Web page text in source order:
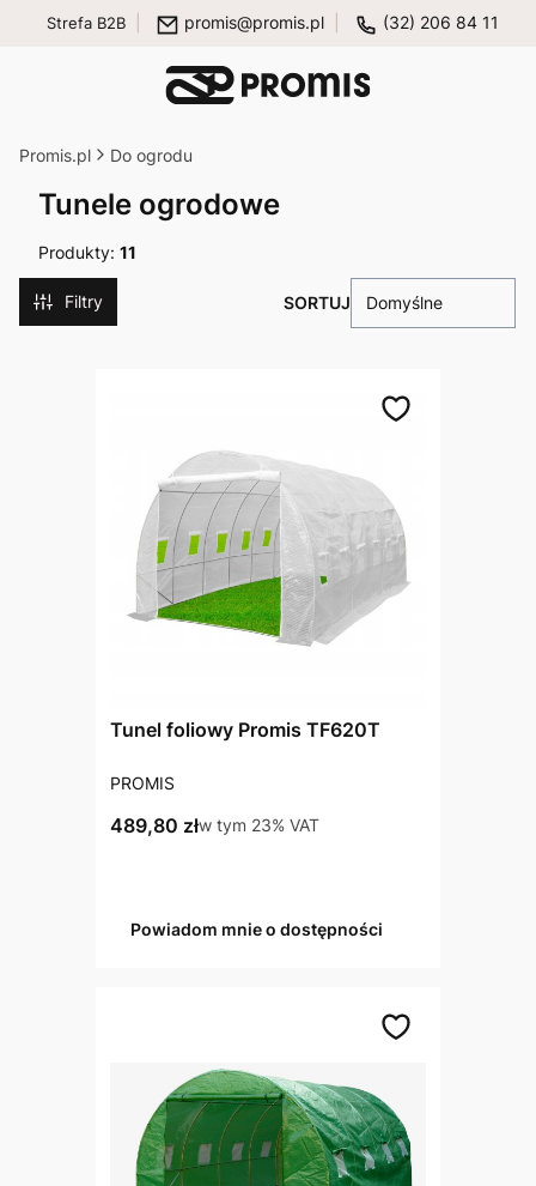
Strefa B2B promis@promis.pl (32) 206 84 11
Promis.pl Do ogrodu
Tunele ogrodowe
Produkty: 11
Filtry Domyślne
Tunel foliowy Promis TF620T
PRODUCENT
PROMIS
Cena brutto
489,80 złw tym %s VAT
w tym 23% VAT
Powiadom mnie o dostępności